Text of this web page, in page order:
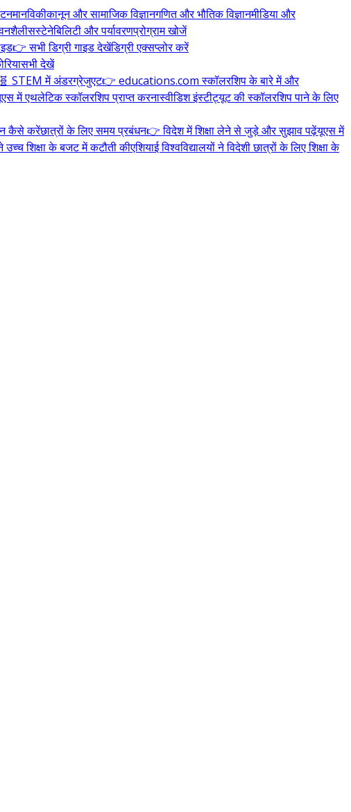
मानविकीकानून और सामाजिक विज्ञानगणित और भौतिक विज्ञानमीडिया और
सस्टेनेबिलिटी और पर्यावरणप्रोग्राम खोजें
👉 सभी डिग्री गाइड देखेंडिग्री एक्सप्लोर करें
सभी देखें
🧬 STEM में अंडरग्रेजुएट👉 educations.com स्कॉलरशिप के बारे में और
में एथलेटिक स्कॉलरशिप प्राप्त करनास्वीडिश इंस्टीट्यूट की स्कॉलरशिप पाने के लिए
कैसे करेंछात्रों के लिए समय प्रबंधन👉 विदेश में शिक्षा लेने से जुड़े और सुझाव पढ़ेंयूएस में
शिक्षा के बजट में कटौती कीएशियाई विश्वविद्यालयों ने विदेशी छात्रों के लिए शिक्षा के